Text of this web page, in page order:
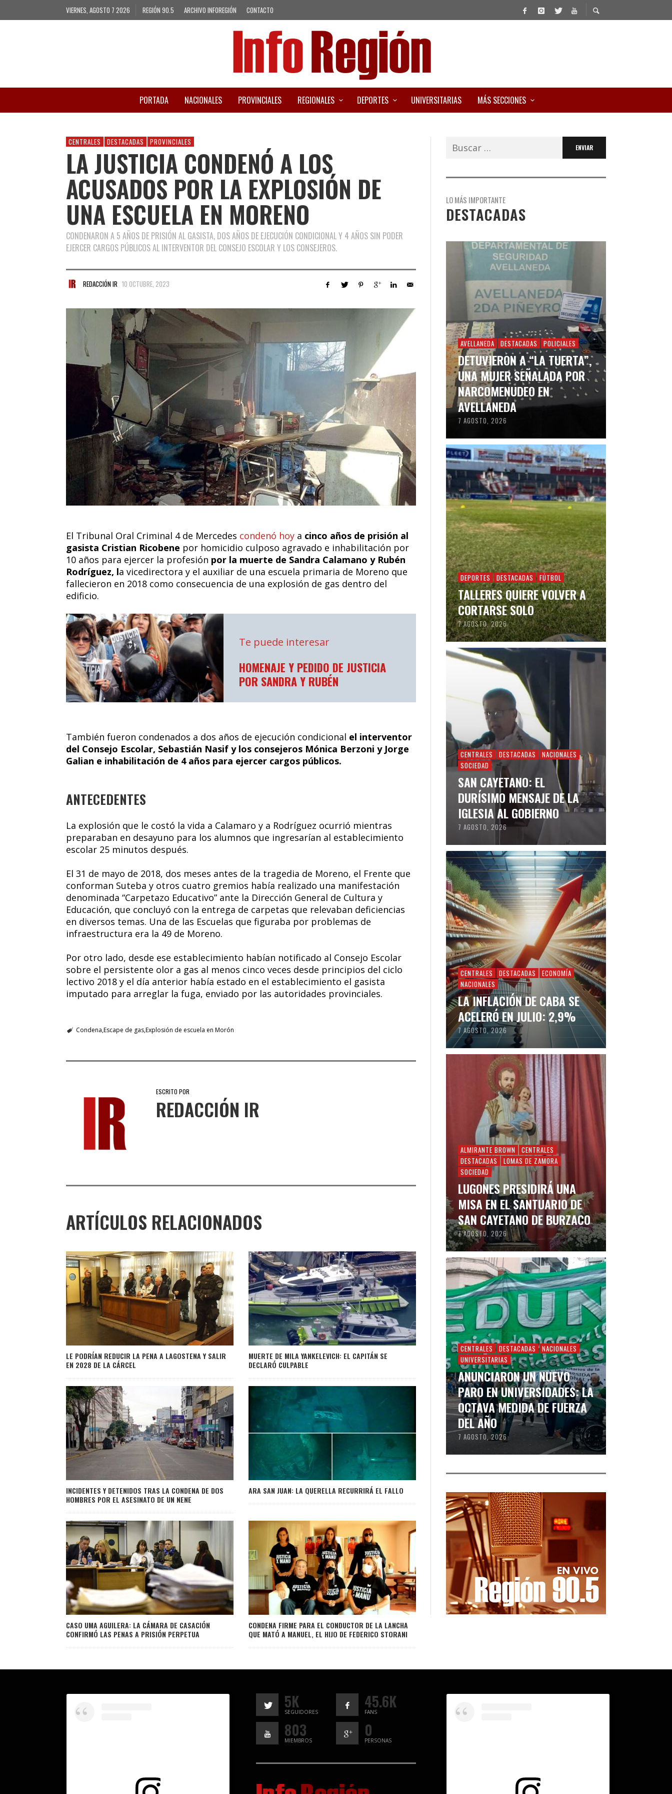
VIERNES, AGOSTO 7 2026 REGIÓN 90.5 ARCHIVO INFOREGIÓN CONTACTO
PORTADA NACIONALES PROVINCIALES REGIONALES DEPORTES UNIVERSITARIAS MÁS SECCIONES
CENTRALES DESTACADAS PROVINCIALES
LA JUSTICIA CONDENÓ A LOS
ACUSADOS POR LA EXPLOSIÓN DE
UNA ESCUELA EN MORENO
CONDENARON A 5 AÑOS DE PRISIÓN AL GASISTA, DOS AÑOS DE EJECUCIÓN CONDICIONAL Y 4 AÑOS SIN PODER
EJERCER CARGOS PÚBLICOS AL INTERVENTOR DEL CONSEJO ESCOLAR Y LOS CONSEJEROS.
REDACCIÓN IR 10 OCTUBRE, 2023
El Tribunal Oral Criminal 4 de Mercedes condenó hoy a cinco años de prisión al
gasista Cristian Ricobene por homicidio culposo agravado e inhabilitación por
10 años para ejercer la profesión por la muerte de Sandra Calamano y Rubén
Rodríguez, la vicedirectora y el auxiliar de una escuela primaria de Moreno que
fallecieron en 2018 como consecuencia de una explosión de gas dentro del
edificio.
Te puede interesar
HOMENAJE Y PEDIDO DE JUSTICIA
POR SANDRA Y RUBÉN
También fueron condenados a dos años de ejecución condicional el interventor
del Consejo Escolar, Sebastián Nasif y los consejeros Mónica Berzoni y Jorge
Galian e inhabilitación de 4 años para ejercer cargos públicos.
ANTECEDENTES
La explosión que le costó la vida a Calamaro y a Rodríguez ocurrió mientras
preparaban en desayuno para los alumnos que ingresarían al establecimiento
escolar 25 minutos después.
El 31 de mayo de 2018, dos meses antes de la tragedia de Moreno, el Frente que
conforman Suteba y otros cuatro gremios había realizado una manifestación
denominada “Carpetazo Educativo” ante la Dirección General de Cultura y
Educación, que concluyó con la entrega de carpetas que relevaban deficiencias
en diversos temas. Una de las Escuelas que figuraba por problemas de
infraestructura era la 49 de Moreno.
Por otro lado, desde ese establecimiento habían notificado al Consejo Escolar
sobre el persistente olor a gas al menos cinco veces desde principios del ciclo
lectivo 2018 y el día anterior había estado en el establecimiento el gasista
imputado para arreglar la fuga, enviado por las autoridades provinciales.
Condena Escape de gasExplosión de escuela en Morón
ESCRITO POR
REDACCIÓN IR
ARTÍCULOS RELACIONADOS
LE PODRÍAN REDUCIR LA PENA A LAGOSTENA Y SALIR
EN 2028 DE LA CÁRCEL
MUERTE DE MILA YANKELEVICH: EL CAPITÁN SE
DECLARÓ CULPABLE
INCIDENTES Y DETENIDOS TRAS LA CONDENA DE DOS
HOMBRES POR EL ASESINATO DE UN NENE
ARA SAN JUAN: LA QUERELLA RECURRIRÁ EL FALLO
CASO UMA AGUILERA: LA CÁMARA DE CASACIÓN
CONFIRMÓ LAS PENAS A PRISIÓN PERPETUA
CONDENA FIRME PARA EL CONDUCTOR DE LA LANCHA
QUE MATÓ A MANUEL, EL HIJO DE FEDERICO STORANI
Buscar:
LO MÁS IMPORTANTE
DESTACADAS
AVELLANEDA DESTACADAS POLICIALES
DETUVIERON A “LA TUERTA”,
UNA MUJER SEÑALADA POR
NARCOMENUDEO EN
AVELLANEDA
7 AGOSTO, 2026
DEPORTES DESTACADAS FÚTBOL
TALLERES QUIERE VOLVER A
CORTARSE SOLO
7 AGOSTO, 2026
CENTRALES DESTACADAS
NACIONALES
SOCIEDAD
SAN CAYETANO: EL
DURÍSIMO MENSAJE DE LA
IGLESIA AL GOBIERNO
7 AGOSTO, 2026
CENTRALES DESTACADAS
ECONOMÍA
NACIONALES
LA INFLACIÓN DE CABA SE
ACELERÓ EN JULIO: 2,9%
7 AGOSTO, 2026
ALMIRANTE BROWN
CENTRALES
DESTACADAS
LOMAS DE ZAMORA
SOCIEDAD
LUGONES PRESIDIRÁ UNA
MISA EN EL SANTUARIO DE
SAN CAYETANO DE BURZACO
7 AGOSTO, 2026
CENTRALES DESTACADAS
NACIONALES
UNIVERSITARIAS
ANUNCIARON UN NUEVO
PARO EN UNIVERSIDADES: LA
OCTAVA MEDIDA DE FUERZA
DEL AÑO
7 AGOSTO, 2026
5K
SEGUIDORES
45.6K
FANS
803
MIEMBROS
0
PERSONAS